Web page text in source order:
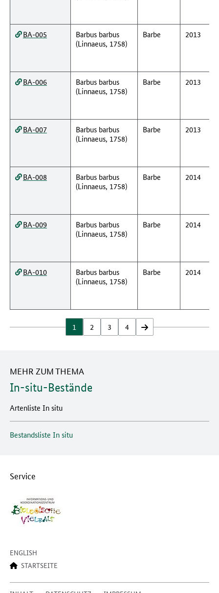
BA-005
Barbus barbus
(Linnaeus, 1758)
Barbe 2013
BA-006
Barbus barbus
(Linnaeus, 1758)
Barbe 2013
BA-007
Barbus barbus
(Linnaeus, 1758)
Barbe 2013
BA-008
Barbus barbus
(Linnaeus, 1758)
Barbe 2014
BA-009
Barbus barbus
(Linnaeus, 1758)
Barbe 2014
BA-010
Barbus barbus
(Linnaeus, 1758)
Barbe 2014
1 2 3 4 vor
MEHR ZUM THEMA
In-situ-Bestände
Artenliste In situ
Bestandsliste In situ
Service
ENGLISH
STARTSEITE